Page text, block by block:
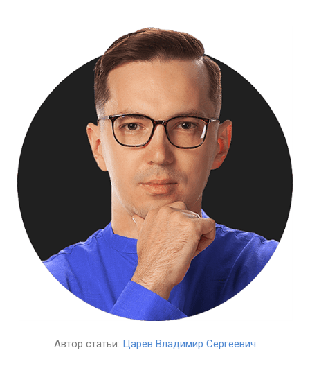
Автор статьи: Царёв Владимир Сергеевич